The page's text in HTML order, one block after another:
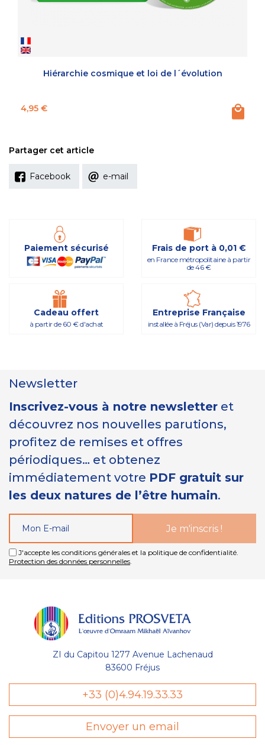
Hiérarchie cosmique et loi de l´évolution
Prix
4,95 €
Partager cet article
Facebook e-mail
Paiement sécurisé Frais de port à 0,01 €
en France métropolitaine à partir
de 46 €
Cadeau offert
à partir de 60 € d'achat
Entreprise Française
installée à Fréjus (Var) depuis 1976
Newsletter
Inscrivez-vous à notre newsletter et
découvrez nos nouvelles parutions,
profitez de remises et offres
périodiques… et obtenez
immédiatement votre PDF gratuit sur
les deux natures de l’être humain.
J'accepte les conditions générales et la politique de confidentialité.
Protection des données personnelles.
ZI du Capitou 1277 Avenue Lachenaud
83600 Fréjus
+33 (0)4.94.19.33.33
Envoyer un email